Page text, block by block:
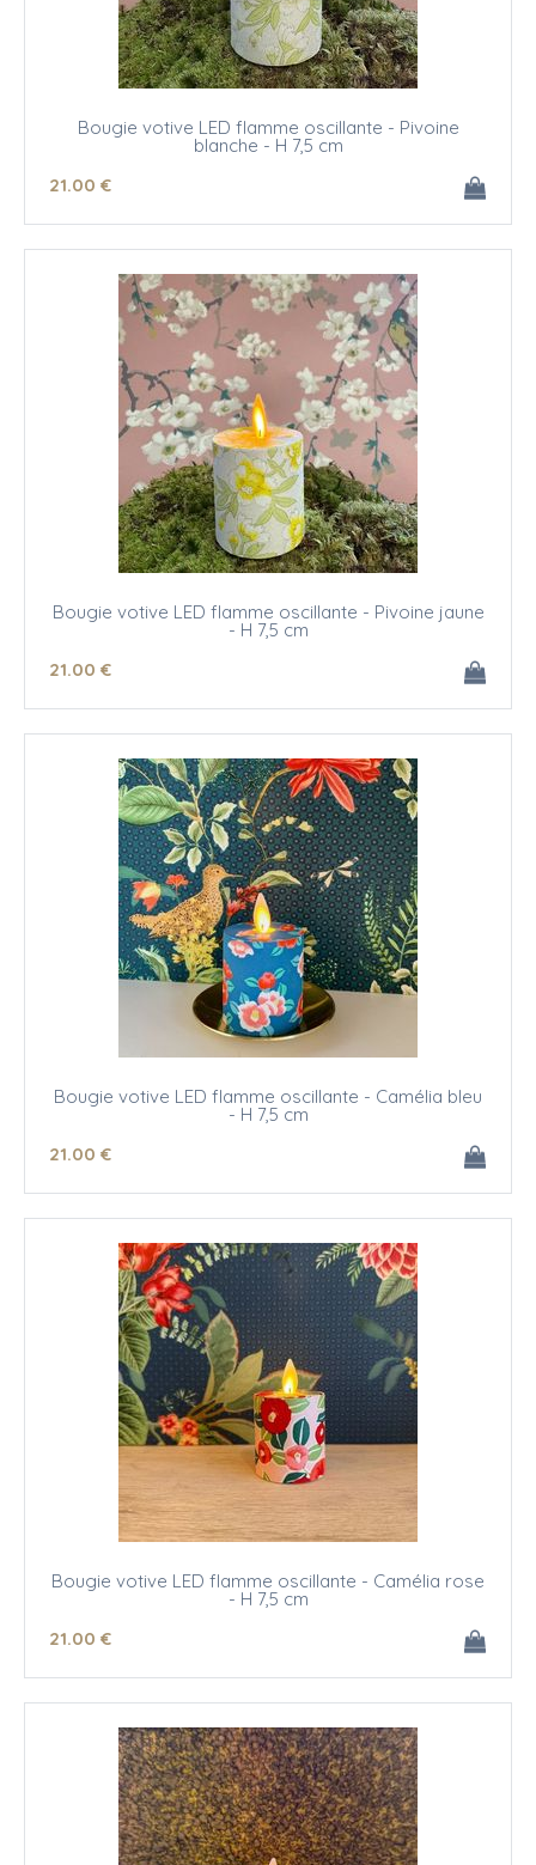
Bougie votive LED flamme oscillante - Pivoine
blanche - H 7,5 cm
21.00 €
Bougie votive LED flamme oscillante - Pivoine jaune
- H 7,5 cm
21.00 €
Bougie votive LED flamme oscillante - Camélia bleu
- H 7,5 cm
21.00 €
Bougie votive LED flamme oscillante - Camélia rose
- H 7,5 cm
21.00 €